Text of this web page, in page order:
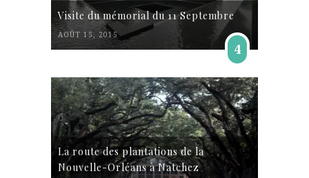
Visite du mémorial du 11 Septembre
AOÛT 15, 2015
4
La route des plantations de la
Nouvelle-Orléans à Natchez